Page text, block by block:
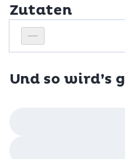
Zutaten
Personenanzahl verringern
Personenanzahl
Und so wird’s